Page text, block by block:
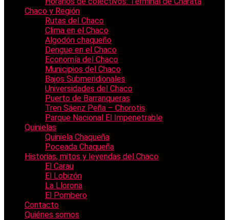
Chaco y Región
Rutas del Chaco
Clima en el Chaco
Algodón chaqueño
Dengue en el Chaco
Economía del Chaco
Municipios del Chaco
Bajos Submeridionales
Universidades del Chaco
Puerto de Barranqueras
Tren Sáenz Peña – Chorotis
Parque Nacional El Impenetrable
Quinielas
Quiniela Chaqueña
Poceada Chaqueña
Historias, mitos y leyendas del Chaco
El Carau
El Lobizón
La Llorona
El Pombero
Contacto
Quiénes somos